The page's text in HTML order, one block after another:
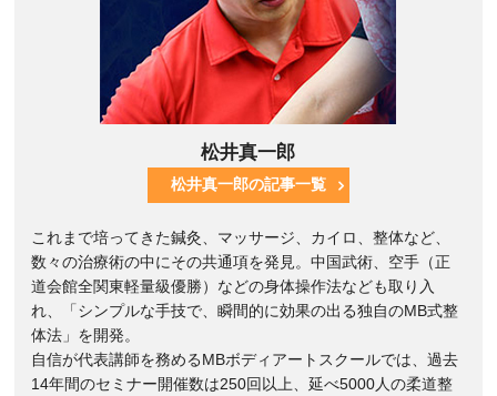
松井真一郎
松井真一郎の記事一覧
これまで培ってきた鍼灸、マッサージ、カイロ、整体など、
数々の治療術の中にその共通項を発見。中国武術、空手（正
道会館全関東軽量級優勝）などの身体操作法なども取り入
れ、「シンプルな手技で、瞬間的に効果の出る独自のMB式整
体法」を開発。
自信が代表講師を務めるMBボディアートスクールでは、過去
14年間のセミナー開催数は250回以上、延べ5000人の柔道整